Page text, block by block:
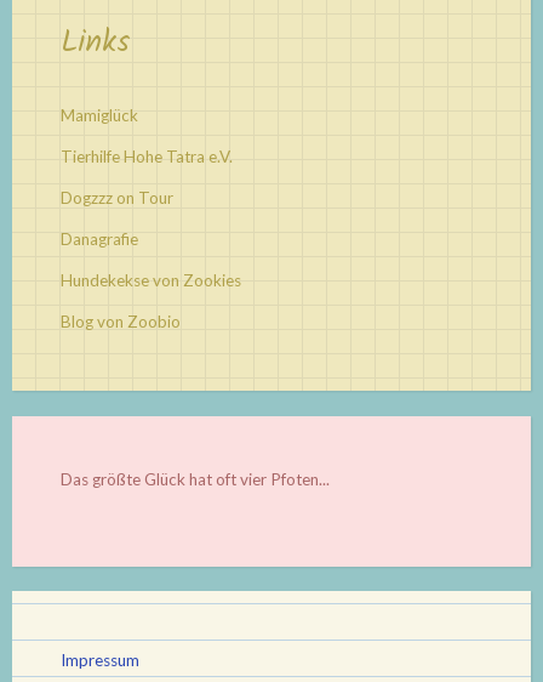
Links
Mamiglück
Tierhilfe Hohe Tatra e.V.
Dogzzz on Tour
Danagrafie
Hundekekse von Zookies
Blog von Zoobio
Das größte Glück hat oft vier Pfoten...
Impressum